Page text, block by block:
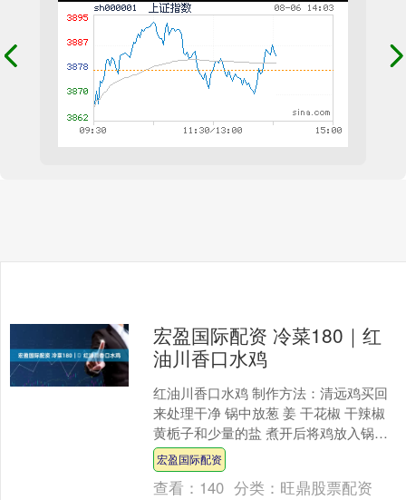
宏盈国际配资 冷菜180｜​红
油川香口水鸡
红油川香口水鸡 制作方法：清远鸡买回
来处理干净 锅中放葱 姜 干花椒 干辣椒
黄栀子和少量的盐 煮开后将鸡放入锅中
和冰水中“三进三出”使其鸡皮脆口一些 小
火12....
宏盈国际配资
查看： 140 分类： 旺鼎股票配资